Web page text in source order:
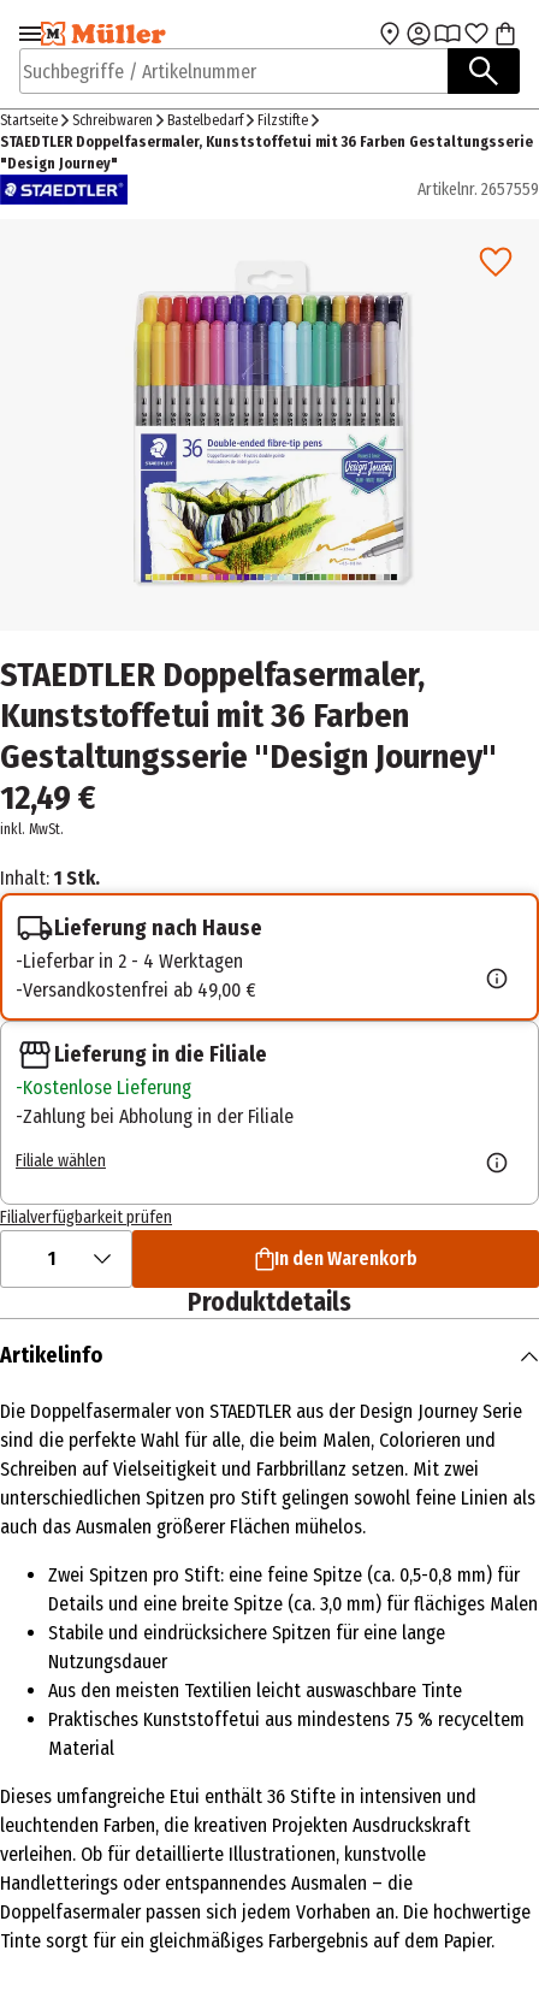
Zur Navigation
springen
Zum Hauptinhalt
Suchbegriffe / Artikelnummer
Startseite Schreibwaren Bastelbedarf
Filzstifte
STAEDTLER Doppelfasermaler, Kunststoffetui mit 36 Farben Gestaltungsserie
"Design Journey"
Artikelnr. 2657559
STAEDTLER Doppelfasermaler,
Kunststoffetui mit 36 Farben
Gestaltungsserie "Design Journey"
12,49 €
inkl. MwSt.
Inhalt: 1 Stk.
Lieferung nach Hause
Lieferbar in 2 - 4 Werktagen
Versandkostenfrei ab 49,00 €
Lieferung in die Filiale
Kostenlose Lieferung
Zahlung bei Abholung in der Filiale
Filiale wählen
Filialverfügbarkeit prüfen
1 In den Warenkorb
Produktdetails
Artikelinfo
Die Doppelfasermaler von STAEDTLER aus der Design Journey Serie
sind die perfekte Wahl für alle, die beim Malen, Colorieren und
Schreiben auf Vielseitigkeit und Farbbrillanz setzen. Mit zwei
unterschiedlichen Spitzen pro Stift gelingen sowohl feine Linien als
auch das Ausmalen größerer Flächen mühelos.
Zwei Spitzen pro Stift: eine feine Spitze (ca. 0,5-0,8 mm) für
Details und eine breite Spitze (ca. 3,0 mm) für flächiges Malen
Stabile und eindrücksichere Spitzen für eine lange
Nutzungsdauer
Aus den meisten Textilien leicht auswaschbare Tinte
Praktisches Kunststoffetui aus mindestens 75 % recyceltem
Material
Dieses umfangreiche Etui enthält 36 Stifte in intensiven und
leuchtenden Farben, die kreativen Projekten Ausdruckskraft
verleihen. Ob für detaillierte Illustrationen, kunstvolle
Handletterings oder entspannendes Ausmalen – die
Doppelfasermaler passen sich jedem Vorhaben an. Die hochwertige
Tinte sorgt für ein gleichmäßiges Farbergebnis auf dem Papier.